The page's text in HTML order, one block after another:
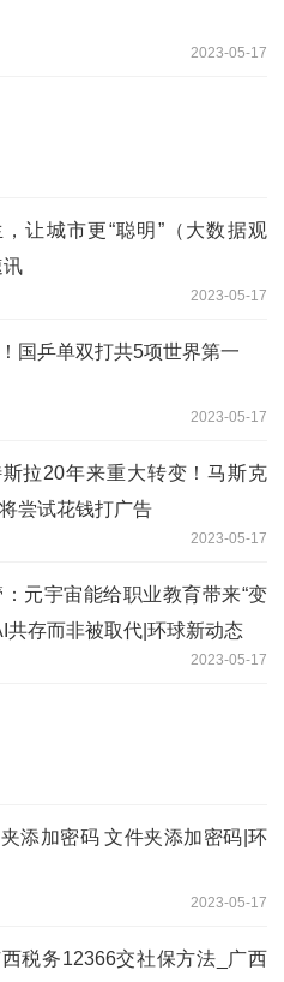
2023-05-17
让城市更“聪明”（大数据观
讯
2023-05-17
国乒单双打共5项世界第一
2023-05-17
拉20年来重大转变！马斯克
尝试花钱打广告
2023-05-17
：元宇宙能给职业教育带来“变
共存而非被取代|环球新动态
2023-05-17
添加密码 文件夹添加密码|环
2023-05-17
税务12366交社保方法_广西